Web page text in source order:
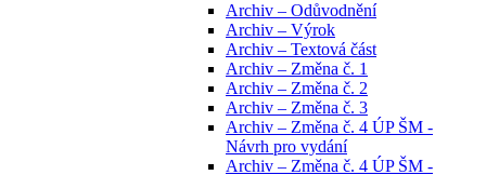
Archiv – Odůvodnění
Archiv – Výrok
Archiv – Textová část
Archiv – Změna č. 1
Archiv – Změna č. 2
Archiv – Změna č. 3
Archiv – Změna č. 4 ÚP ŠM -
Návrh pro vydání
Archiv – Změna č. 4 ÚP ŠM -